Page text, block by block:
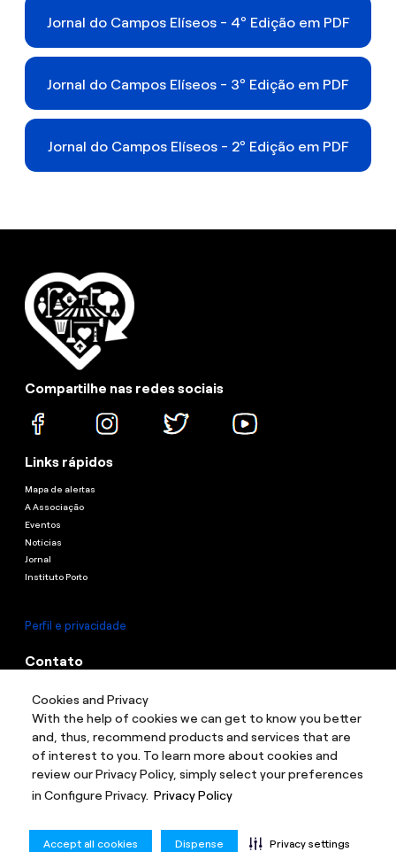
Cookies and Privacy
With the help of cookies we can get to know you better
and, thus, recommend products and services that are
of interest to you. To learn more about cookies and
review our Privacy Policy, simply select your preferences
in Configure Privacy. Privacy Policy
Accept all cookies Dispense Privacy settings
Jornal do Campos Elíseos - 4º Edição em PDF
Jornal do Campos Elíseos - 3º Edição em PDF
Jornal do Campos Elíseos - 2º Edição em PDF
Compartilhe nas redes sociais
Links rápidos
Mapa de alertas
A Associação
Eventos
Notícias
Jornal
Instituto Porto
Perfil e privacidade
Contato
Endereço:Rua Guaianazes, 1087 - Campos Elíseos, São Paulo - Sp, 01204-
003